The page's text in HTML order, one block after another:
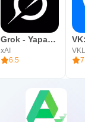
Grok - Yapay Zeka Asistanı
xAI
6.5
VKL